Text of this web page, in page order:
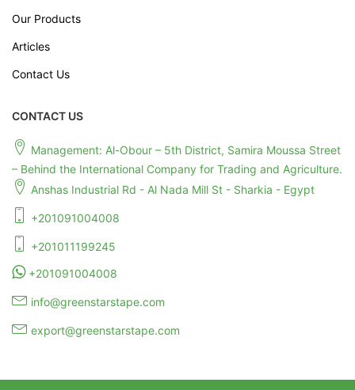
Our Products
Articles
Contact Us
CONTACT US
Management: Al-Obour – 5th District, Samira Moussa Street
– Behind the International Company for Trading and Agriculture.
Anshas Industrial Rd - Al Nada Mill St - Sharkia - Egypt
+201091004008
+201011199245
+201091004008
info@greenstarstape.com
export@greenstarstape.com